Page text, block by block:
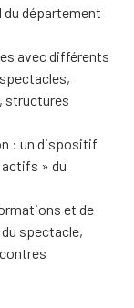
du département
avec différents
structures
: un dispositif
» du
et de
spectacle,